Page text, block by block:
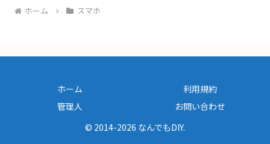
ホーム スマホ
ホーム
利用規約
管理人
お問い合わせ
© 2014-2026 なんでもDIY.